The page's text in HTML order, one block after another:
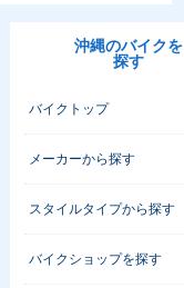
沖縄のバイクを
探す
バイクトップ
メーカーから探す
スタイルタイプから探す
バイクショップを探す